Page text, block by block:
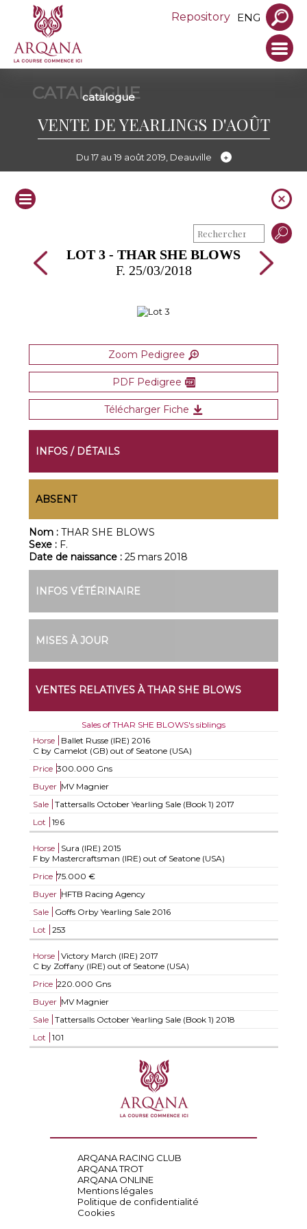
Repository ENG
CATALOGUE
catalogue
VENTE DE YEARLINGS D'AOÛT
Du 17 au 19 août 2019, Deauville
LOT 3 - THAR SHE BLOWS
F. 25/03/2018
Zoom Pedigree
PDF Pedigree
Télécharger Fiche
INFOS / DÉTAILS
ABSENT
Nom :THAR SHE BLOWS
Sexe : F.
Date de naissance :25 mars 2018
INFOS VÉTÉRINAIRE
MISES À JOUR
VENTES RELATIVES À THAR SHE BLOWS
Sales of THAR SHE BLOWS's siblings
Horse
Ballet Russe (IRE) 2016
C by Camelot (GB) out of Seatone (USA)
Price 300.000 Gns
Buyer MV Magnier
Sale
Tattersalls October Yearling Sale (Book 1) 2017
Lot
196
Horse Sura (IRE) 2015
F by Mastercraftsman (IRE) out of Seatone (USA)
Price 75.000 €
Buyer HFTB Racing Agency
Sale
Goffs Orby Yearling Sale 2016
Lot
253
Horse Victory March (IRE) 2017
C by Zoffany (IRE) out of Seatone (USA)
Price 220.000 Gns
Buyer MV Magnier
Sale
Tattersalls October Yearling Sale (Book 1) 2018
Lot
101
ARQANA RACING CLUB
ARQANA TROT
ARQANA ONLINE
Mentions légales
Politique de confidentialité
Cookies